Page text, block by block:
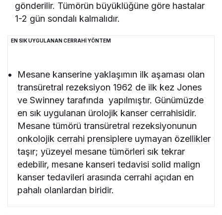
gönderilir. Tümörün büyüklüğüne göre hastalar
1-2 gün sondalı kalmalıdır.
EN SIK UYGULANAN CERRAHİ YÖNTEM
Mesane kanserine yaklaşımın ilk aşaması olan
transüretral rezeksiyon 1962 de ilk kez Jones
ve Swinney tarafında yapılmıştır. Günümüzde
en sık uygulanan ürolojik kanser cerrahisidir.
Mesane tümörü transüretral rezeksiyonunun
onkolojik cerrahi prensiplere uymayan özellikler
taşır; yüzeyel mesane tümörleri sık tekrar
edebilir, mesane kanseri tedavisi solid malign
kanser tedavileri arasında cerrahi açıdan en
pahalı olanlardan biridir.